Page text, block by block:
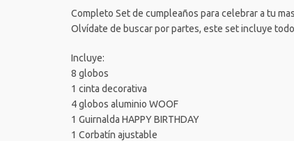
Completo Set de cumpleaños para celebrar a tu
Olvídate de buscar por partes, este set incluye
Incluye:
8 globos
1 cinta decorativa
4 globos aluminio WOOF
1 Guirnalda HAPPY BIRTHDAY
1 Corbatín ajustable